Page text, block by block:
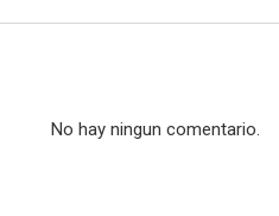
No hay ningun comentario.